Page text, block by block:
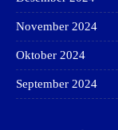
November 2024
Oktober 2024
September 2024